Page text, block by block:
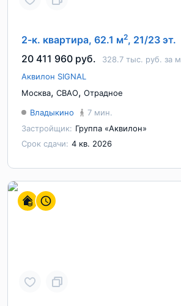
2-к. квартира, 62.1 м2, 21/23 эт.
20 411 960 руб.
328.7 тыс. руб. за м
Аквилон SIGNAL
Москва, СВАО, Отрадное
Владыкино
7 мин.
Застройщик: Группа «Аквилон»
Срок сдачи: 4 кв. 2026